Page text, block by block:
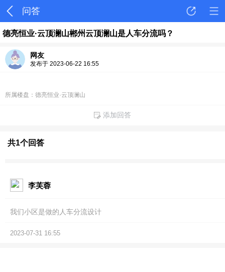
问答
德亮恒业·云顶澜山郴州云顶澜山是人车分流吗？
网友
发布于 2023-06-22 16:55
所属楼盘：德亮恒业·云顶澜山
添加回答
共1个回答
李芙蓉
我们小区是做的人车分流设计
2023-07-31 16:55